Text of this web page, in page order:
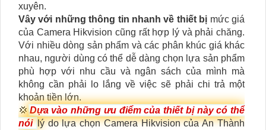
xuyên.
Vây với những thông tin nhanh về thiết bị mức giá
của Camera Hikvision cũng rất hợp lý và phải chăng.
Với nhiều dòng sản phẩm và các phân khúc giá khác
nhau, người dùng có thể dễ dàng chọn lựa sản phẩm
phù hợp với nhu cầu và ngân sách của mình mà
không cần phải lo lắng về việc sẽ phải chi trả một
khoản tiền lớn.
💢Dựa vào những ưu điểm của thiết bị này có thể
nóilý do lựa chọn Camera Hikvision của An Thành